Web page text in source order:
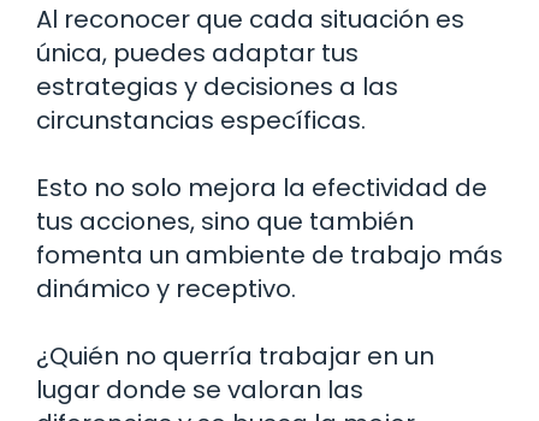
Al reconocer que cada situación es
única, puedes adaptar tus
estrategias y decisiones a las
circunstancias específicas.
Esto no solo mejora la efectividad de
tus acciones, sino que también
fomenta un ambiente de trabajo más
dinámico y receptivo.
¿Quién no querría trabajar en un
lugar donde se valoran las